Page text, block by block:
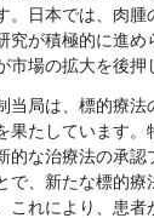
。日本では、肉腫
究が積極的に進め
市場の拡大を後押
当局は、標的療法
果たしています。
的な治療法の承認
で、新たな標的療
これにより、患者